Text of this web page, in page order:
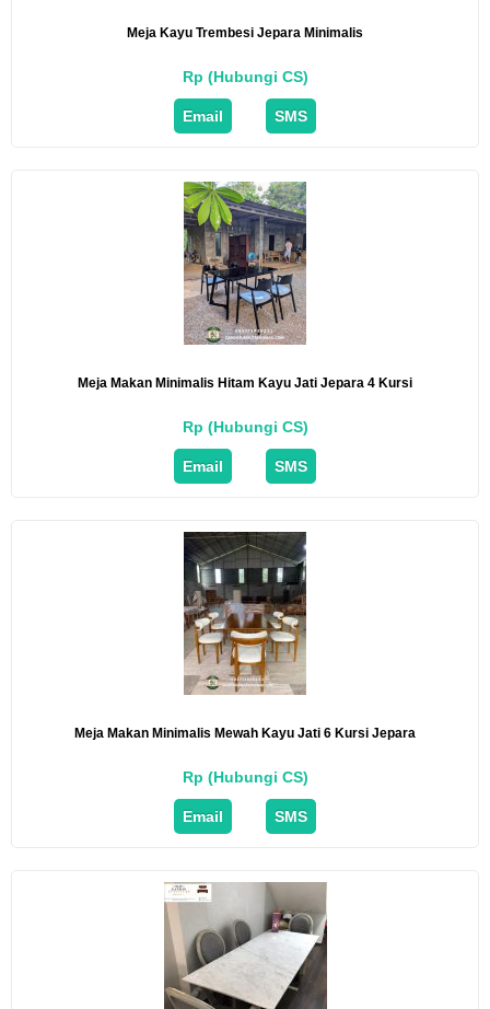
Meja Kayu Trembesi Jepara Minimalis
Rp (Hubungi CS)
Email SMS
Meja Makan Minimalis Hitam Kayu Jati Jepara 4 Kursi
Rp (Hubungi CS)
Email SMS
Meja Makan Minimalis Mewah Kayu Jati 6 Kursi Jepara
Rp (Hubungi CS)
Email SMS